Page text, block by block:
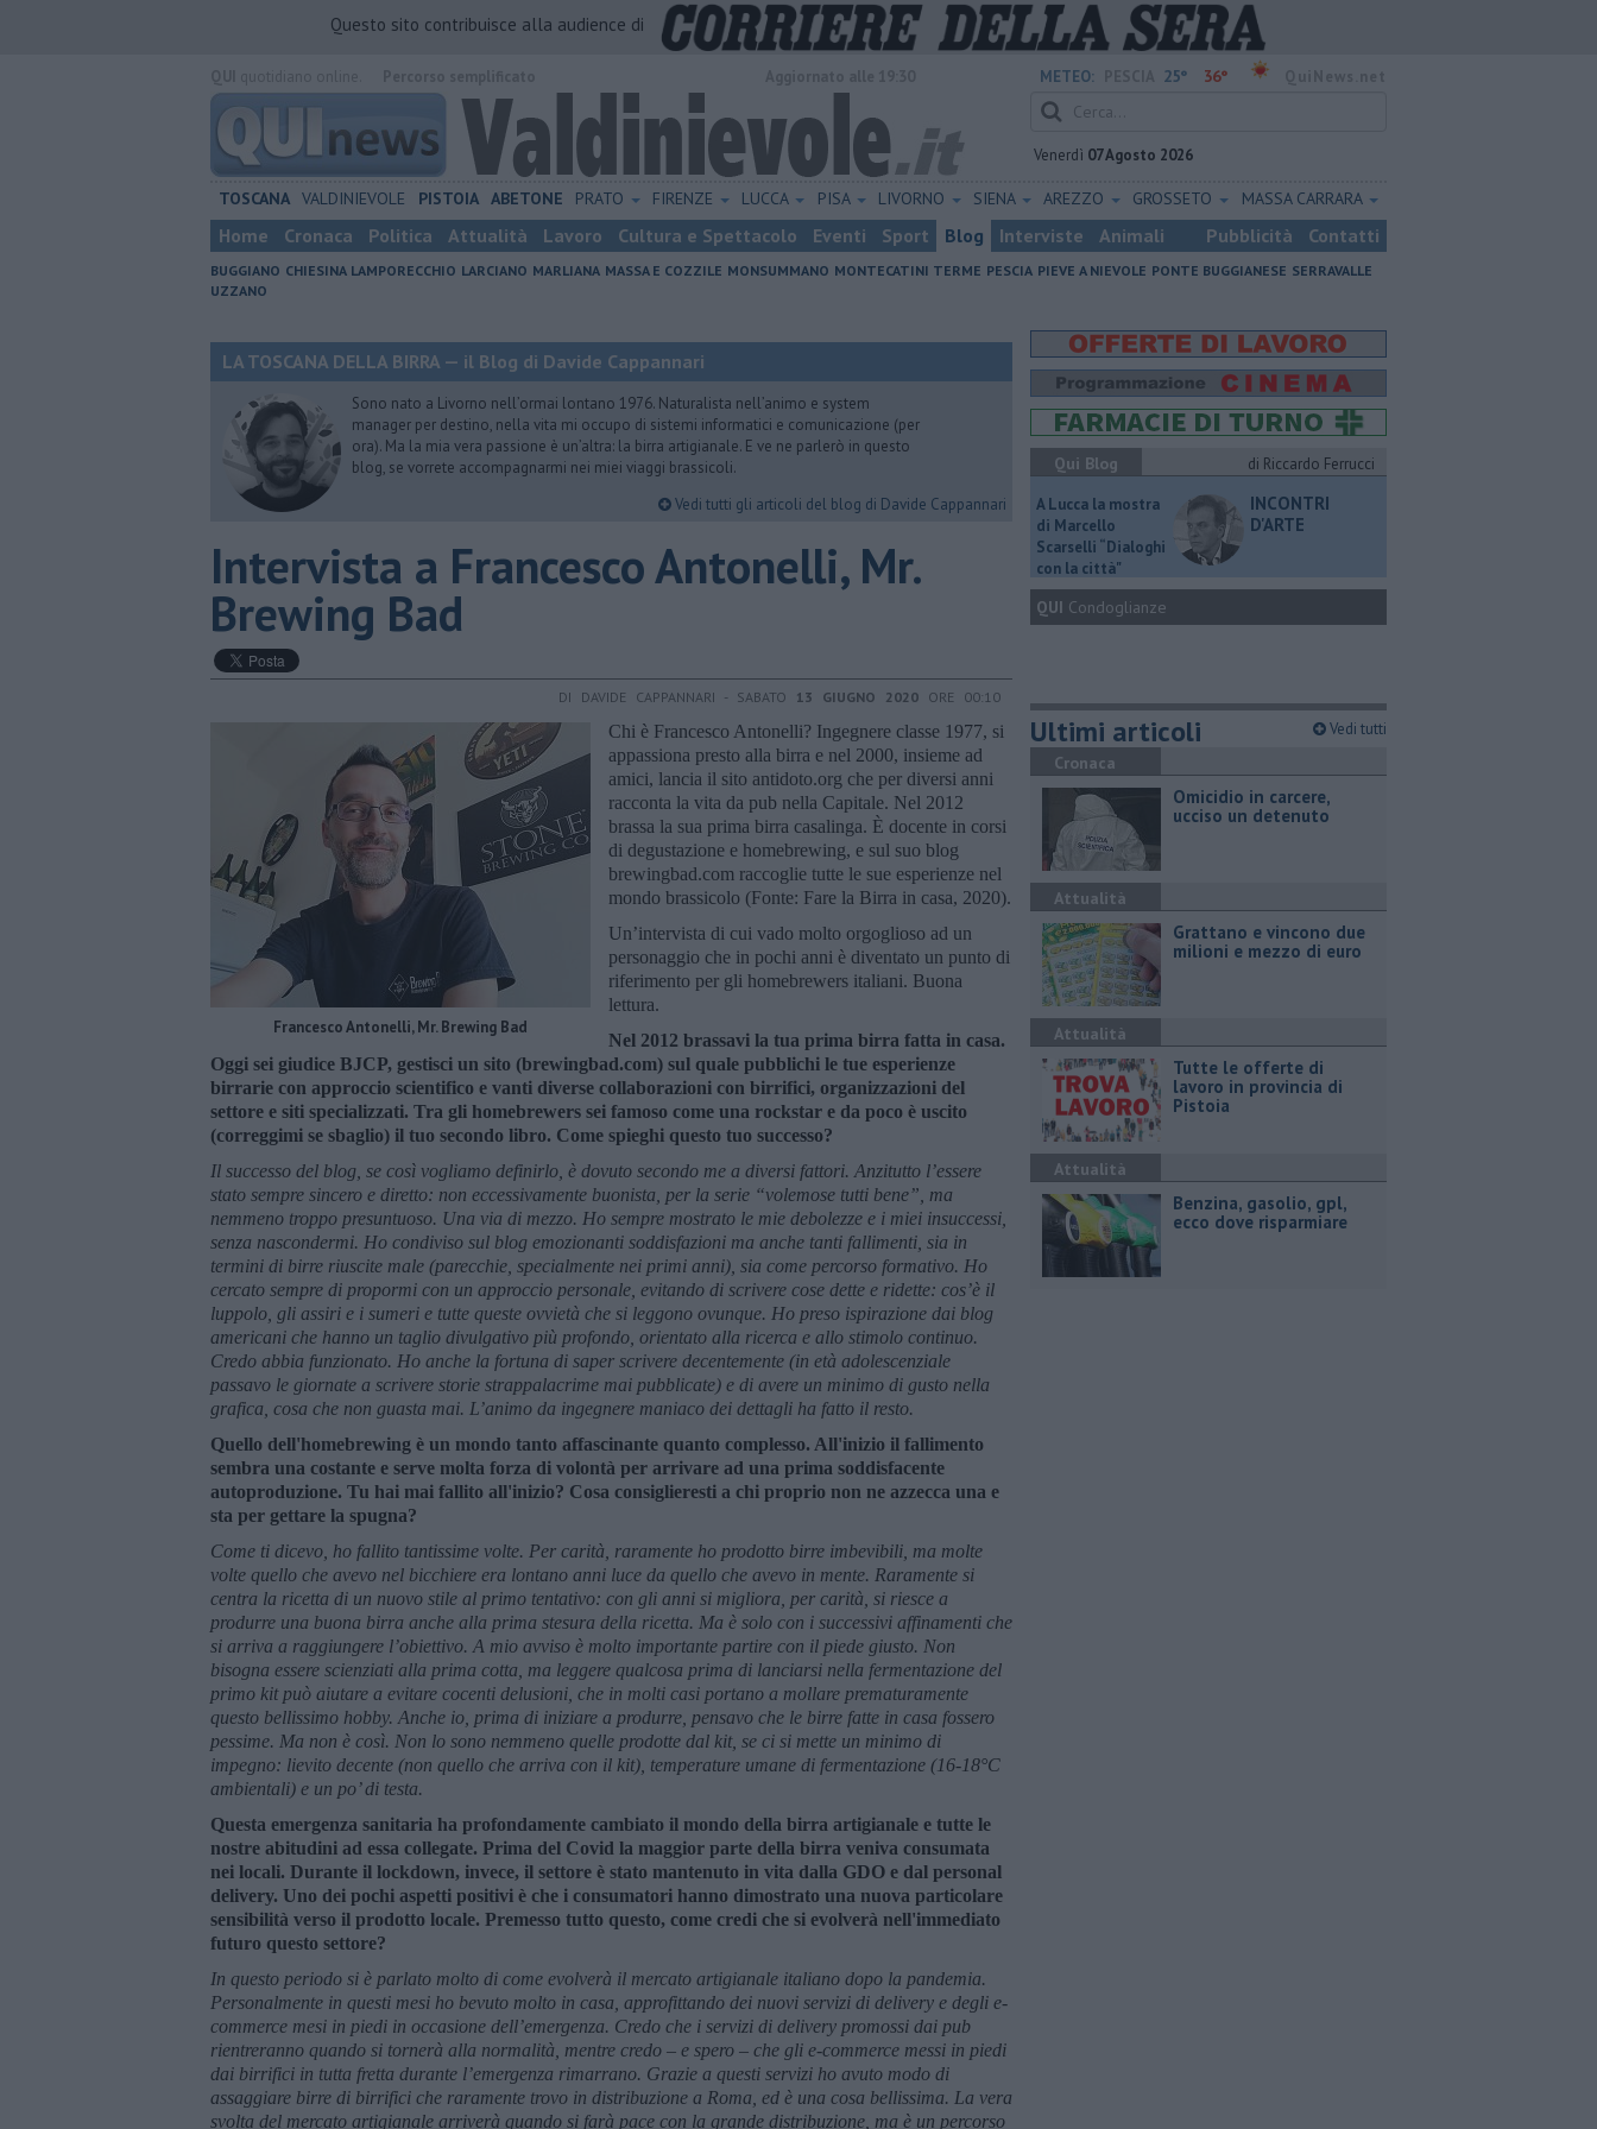
Questo sito contribuisce alla audience di
METEO: 25° 36°
Venerdì 07 Agosto 2026
TOSCANA VALDINIEVOLE PISTOIA ABETONE PRATO FIRENZE LUCCA PISA LIVORNO SIENA AREZZO GROSSETO MASSA CARRARA
Home Cronaca Politica Attualità Lavoro Cultura e Spettacolo Eventi Sport Blog Interviste Animali Pubblicità Contatti
BUGGIANO CHIESINA LAMPORECCHIO LARCIANO MARLIANA MASSA E COZZILE MONSUMMANO MONTECATINI TERME PESCIA PIEVE A NIEVOLE PONTE BUGGIANESE SERRAVALLE
UZZANO
LA TOSCANA DELLA BIRRA — il Blog di Davide Cappannari
Sono nato a Livorno nell’ormai lontano 1976. Naturalista nell’animo e system
manager per destino, nella vita mi occupo di sistemi informatici e comunicazione (per
ora). Ma la mia vera passione è un’altra: la birra artigianale. E ve ne parlerò in questo
blog, se vorrete accompagnarmi nei miei viaggi brassicoli.
Vedi tutti gli articoli del blog di Davide Cappannari
Intervista a Francesco Antonelli, Mr.
Brewing Bad
DI DAVIDE CAPPANNARI - SABATO 13 GIUGNO 2020 ORE 00:10
Francesco Antonelli, Mr. Brewing Bad
Chi è Francesco Antonelli? Ingegnere classe 1977, si
appassiona presto alla birra e nel 2000, insieme ad
amici, lancia il sito antidoto.org che per diversi anni
racconta la vita da pub nella Capitale. Nel 2012
brassa la sua prima birra casalinga. È docente in corsi
di degustazione e homebrewing, e sul suo blog
brewingbad.com raccoglie tutte le sue esperienze nel
mondo brassicolo (Fonte: Fare la Birra in casa, 2020).
Un’intervista di cui vado molto orgoglioso ad un
personaggio che in pochi anni è diventato un punto di
riferimento per gli homebrewers italiani. Buona
lettura.
Nel 2012 brassavi la tua prima birra fatta in casa.
Oggi sei giudice BJCP, gestisci un sito (brewingbad.com) sul quale pubblichi le tue esperienze
birrarie con approccio scientifico e vanti diverse collaborazioni con birrifici, organizzazioni del
settore e siti specializzati. Tra gli homebrewers sei famoso come una rockstar e da poco è uscito
(correggimi se sbaglio) il tuo secondo libro. Come spieghi questo tuo successo?
Il successo del blog, se così vogliamo definirlo, è dovuto secondo me a diversi fattori. Anzitutto l’essere
stato sempre sincero e diretto: non eccessivamente buonista, per la serie “volemose tutti bene”, ma
nemmeno troppo presuntuoso. Una via di mezzo. Ho sempre mostrato le mie debolezze e i miei insuccessi,
senza nascondermi. Ho condiviso sul blog emozionanti soddisfazioni ma anche tanti fallimenti, sia in
termini di birre riuscite male (parecchie, specialmente nei primi anni), sia come percorso formativo. Ho
cercato sempre di propormi con un approccio personale, evitando di scrivere cose dette e ridette: cos’è il
luppolo, gli assiri e i sumeri e tutte queste ovvietà che si leggono ovunque. Ho preso ispirazione dai blog
americani che hanno un taglio divulgativo più profondo, orientato alla ricerca e allo stimolo continuo.
Credo abbia funzionato. Ho anche la fortuna di saper scrivere decentemente (in età adolescenziale
passavo le giornate a scrivere storie strappalacrime mai pubblicate) e di avere un minimo di gusto nella
grafica, cosa che non guasta mai. L’animo da ingegnere maniaco dei dettagli ha fatto il resto.
Quello dell'homebrewing è un mondo tanto affascinante quanto complesso. All'inizio il fallimento
sembra una costante e serve molta forza di volontà per arrivare ad una prima soddisfacente
autoproduzione. Tu hai mai fallito all'inizio? Cosa consiglieresti a chi proprio non ne azzecca una e
sta per gettare la spugna?
Come ti dicevo, ho fallito tantissime volte. Per carità, raramente ho prodotto birre imbevibili, ma molte
volte quello che avevo nel bicchiere era lontano anni luce da quello che avevo in mente. Raramente si
centra la ricetta di un nuovo stile al primo tentativo: con gli anni si migliora, per carità, si riesce a
produrre una buona birra anche alla prima stesura della ricetta. Ma è solo con i successivi affinamenti che
si arriva a raggiungere l’obiettivo. A mio avviso è molto importante partire con il piede giusto. Non
bisogna essere scienziati alla prima cotta, ma leggere qualcosa prima di lanciarsi nella fermentazione del
primo kit può aiutare a evitare cocenti delusioni, che in molti casi portano a mollare prematuramente
questo bellissimo hobby. Anche io, prima di iniziare a produrre, pensavo che le birre fatte in casa fossero
pessime. Ma non è così. Non lo sono nemmeno quelle prodotte dal kit, se ci si mette un minimo di
impegno: lievito decente (non quello che arriva con il kit), temperature umane di fermentazione (16-18°C
ambientali) e un po’ di testa.
Questa emergenza sanitaria ha profondamente cambiato il mondo della birra artigianale e tutte le
nostre abitudini ad essa collegate. Prima del Covid la maggior parte della birra veniva consumata
nei locali. Durante il lockdown, invece, il settore è stato mantenuto in vita dalla GDO e dal personal
delivery. Uno dei pochi aspetti positivi è che i consumatori hanno dimostrato una nuova particolare
sensibilità verso il prodotto locale. Premesso tutto questo, come credi che si evolverà nell'immediato
futuro questo settore?
In questo periodo si è parlato molto di come evolverà il mercato artigianale italiano dopo la pandemia.
Personalmente in questi mesi ho bevuto molto in casa, approfittando dei nuovi servizi di delivery e degli e-
commerce mesi in piedi in occasione dell’emergenza. Credo che i servizi di delivery promossi dai pub
rientreranno quando si tornerà alla normalità, mentre credo – e spero – che gli e-commerce messi in piedi
dai birrifici in tutta fretta durante l’emergenza rimarrano. Grazie a questi servizi ho avuto modo di
assaggiare birre di birrifici che raramente trovo in distribuzione a Roma, ed è una cosa bellissima. La vera
svolta del mercato artigianale arriverà quando si farà pace con la grande distribuzione, ma è un percorso
Qui Blog
di Riccardo Ferrucci
A Lucca la mostra
di Marcello
Scarselli “Dialoghi
con la città"
INCONTRI
D'ARTE
QUI Condoglianze
Ultimi articoli Vedi tutti
Cronaca
Omicidio in carcere,
ucciso un detenuto
Attualità
Grattano e vincono due
milioni e mezzo di euro
Attualità
​Tutte le offerte di
lavoro in provincia di
Pistoia
Attualità
​Benzina, gasolio, gpl,
ecco dove risparmiare